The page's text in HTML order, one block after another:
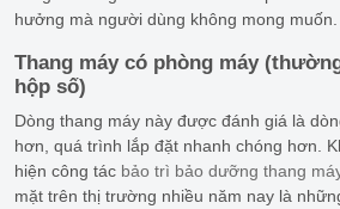
hưởng mà người dùng không mong muốn.
Thang máy có phòng máy
hộp số)
Dòng thang máy này được đánh giá là
hơn, quá trình lắp đặt nhanh chóng hơn.
hiện công tác bảo trì bảo dưỡng thang
mặt trên thị trường nhiều năm nay là